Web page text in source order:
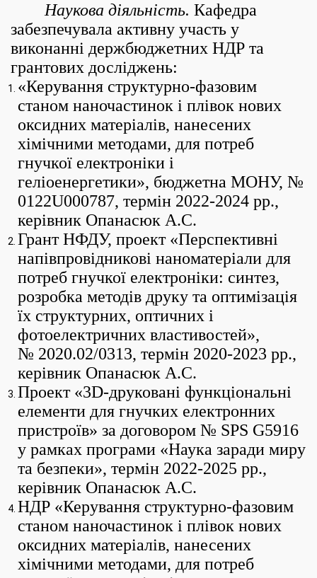
Наукова діяльність. Кафедра
забезпечувала активну участь у
виконанні держбюджетних НДР та
грантових досліджень:
«Керування структурно-фазовим
станом наночастинок і плівок нових
оксидних матеріалів, нанесених
хімічними методами, для потреб
гнучкої електроніки і
геліоенергетики», бюджетна МОНУ, №
0122U000787, термін 2022-2024 рр.,
керівник Опанасюк А.С.
Грант НФДУ, проект «Перспективні
напівпровідникові наноматеріали для
потреб гнучкої електроніки: синтез,
розробка методів друку та оптимізація
їх структурних, оптичних і
фотоелектричних властивостей»,
№ 2020.02/0313, термін 2020-2023 рр.,
керівник Опанасюк А.С.
Проект «3D-друковані функціональні
елементи для гнучких електронних
пристроїв» за договором № SPS G5916
у рамках програми «Наука заради миру
та безпеки», термін 2022-2025 рр.,
керівник Опанасюк А.С.
НДР «Керування структурно-фазовим
станом наночастинок і плівок нових
оксидних матеріалів, нанесених
хімічними методами, для потреб